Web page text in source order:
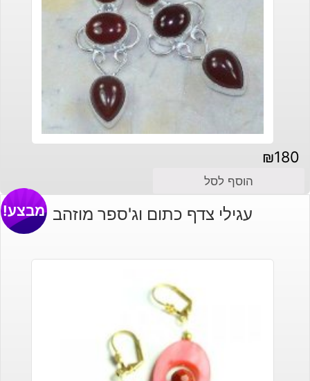
₪180
הוסף לסל
עגילי צדף כתום וג'ספר מוזהב מבצע!